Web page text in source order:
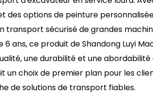
des options de peinture
transport sécurisé de grandes
ans, ce produit de Shandong Luyi
une durabilité et une
un choix de premier plan pour les
de solutions de transport fiables.